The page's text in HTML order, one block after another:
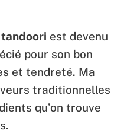
est devenu
pour son bon
et tendreté. Ma
traditionnelles
qu’on trouve